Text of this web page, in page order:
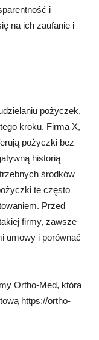
i
na ich zaufanie i
pożyczek,
kroku. Firma X,
pożyczki bez
historią
środków
te często
Przed
firmy, zawsze
umowy i porównać
Ortho-Med, która
https://ortho-